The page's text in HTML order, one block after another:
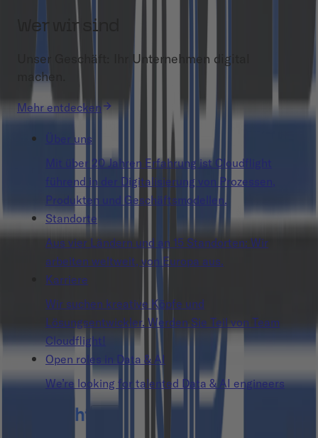
Wer wir sind
Unser Geschäft: Ihr Unternehmen digital
machen.
Mehr entdecken
Über uns
Mit über 20 Jahren Erfahrung ist Cloudflight
führend in der Digitalisierung von Prozessen,
Produkten und Geschäftsmodellen.
Standorte
Aus vier Ländern und an 15 Standorten: Wir
arbeiten weltweit, von Europa aus.
Karriere
Wir suchen kreative Köpfe und
Lösungsentwickler. Werden Sie Teil von Team
Cloudflight!
Open roles in Data & AI
We’re looking for talented Data & AI engineers